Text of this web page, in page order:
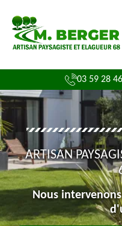
03 59 28
ARTISAN
Nous